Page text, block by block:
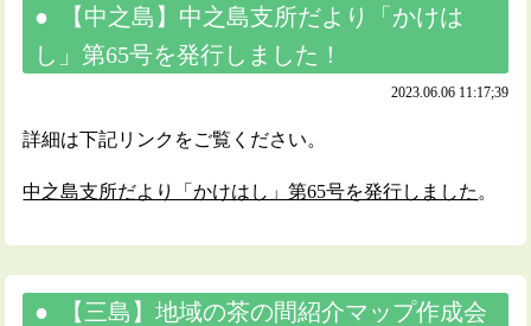
【中之島】中之島支所だより「かけは
し」第65号を発行しました！
2023.06.06 11:17;39
詳細は下記リンクをご覧ください。
中之島支所だより「かけはし」第65号を発行しました 。
【三島】地域の茶の間紹介マップ作成会